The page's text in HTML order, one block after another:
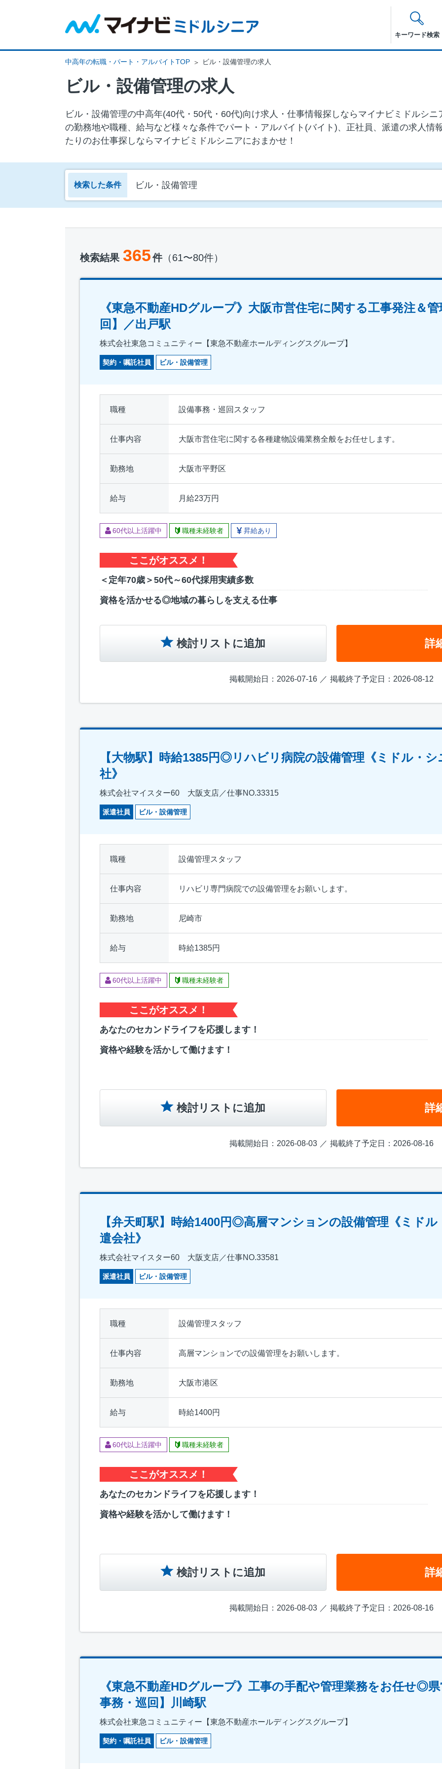
キーワード検索
中高年の転職・パート・アルバイトTOP ビル・設備管理の求人
ビル・設備管理の求人
ビル・設備管理の中⾼年(40代・50代・60代)向け求⼈・仕事情報探しならマイナビミドルシ
の勤務地や職種、給与など様々な条件でパート・アルバイト(バイト)、正社員、派遣の求人情
たりのお仕事探しならマイナビミドルシニアにおまかせ！
検索した条件 ビル・設備管理
検索結果 365件（61〜80件）
《東急不動産HDグループ》大阪市営住宅に関する工事発注＆
回】／出戸駅
株式会社東急コミュニティー【東急不動産ホールディングスグループ】
契約・嘱託社員 ビル・設備管理
職種 設備事務・巡回スタッフ
仕事内容 大阪市営住宅に関する各種建物設備業務全般をお任せします。
勤務地 大阪市平野区
給与 月給23万円
60代以上活躍中 職種未経験者 昇給あり
ここがオススメ！
＜定年70歳＞50代～60代採用実績多数
資格を活かせる◎地域の暮らしを支える仕事
検討リストに追加 詳
掲載開始日：2026-07-16 掲載終了予定日：2026-08-12
【大物駅】時給1385円◎リハビリ病院の設備管理《ミドル・
社》
株式会社マイスター60 大阪支店／仕事NO.33315
派遣社員 ビル・設備管理
職種 設備管理スタッフ
仕事内容 リハビリ専門病院での設備管理をお願いします。
勤務地 尼崎市
給与 時給1385円
60代以上活躍中 職種未経験者
ここがオススメ！
あなたのセカンドライフを応援します！
資格や経験を活かして働けます！
検討リストに追加 詳
掲載開始日：2026-08-03 掲載終了予定日：2026-08-16
【弁天町駅】時給1400円◎高層マンションの設備管理《ミド
遣会社》
株式会社マイスター60 大阪支店／仕事NO.33581
派遣社員 ビル・設備管理
職種 設備管理スタッフ
仕事内容 高層マンションでの設備管理をお願いします。
勤務地 大阪市港区
給与 時給1400円
60代以上活躍中 職種未経験者
ここがオススメ！
あなたのセカンドライフを応援します！
資格や経験を活かして働けます！
検討リストに追加 詳
掲載開始日：2026-08-03 掲載終了予定日：2026-08-16
《東急不動産HDグループ》工事の手配や管理業務をお任せ◎
事務・巡回】川崎駅
株式会社東急コミュニティー【東急不動産ホールディングスグループ】
契約・嘱託社員 ビル・設備管理